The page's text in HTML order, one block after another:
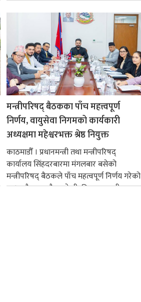
मन्त्रीपरिषद् बैठकका पाँच महत्त्वपूर्ण
निर्णय, वायुसेवा निगमको कार्यकारी
अध्यक्षमा महेश्वरभक्त श्रेष्ठ नियुक्त
काठमाडौँ । प्रधानमन्त्री तथा मन्त्रीपरिषद्
कार्यालय सिंहदरबारमा मंगलबार बसेको
मन्त्रीपरिषद् बैठकले पाँच महत्वपूर्ण निर्णय गरेको
छ । यसैक्रममा बैडकले बीउबिजनसम्बन्धी...